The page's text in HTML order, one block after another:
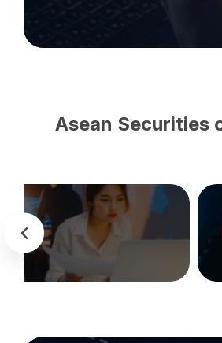
Asean Securities
SEASTOCK
WEB